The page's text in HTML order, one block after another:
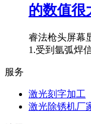
的数值很
睿法枪头屏幕
1.受到氩弧焊
服务
激光刻字加工
激光除锈机厂